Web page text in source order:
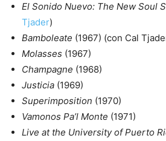
El Sonido Nuevo: The New Soul
Tjader)
Bamboleate (1967) (con Cal
Molasses (1967)
Champagne (1968)
Justicia (1969)
Superimposition (1970)
Vamonos Pa’l Monte (1971)
Live at the University of Puerto